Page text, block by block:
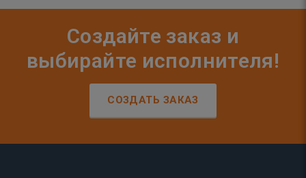
Создайте заказ и
выбирайте исполнителя!
СОЗДАТЬ ЗАКАЗ